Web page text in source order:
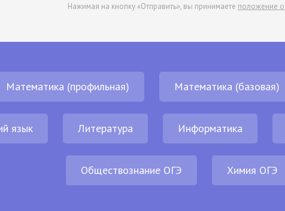
Нажимая на кнопку «Отправить», вы принимаете положение
Математика (профильная) Математика (базовая)
язык Литература Информатика
Обществознание ОГЭ Химия ОГЭ